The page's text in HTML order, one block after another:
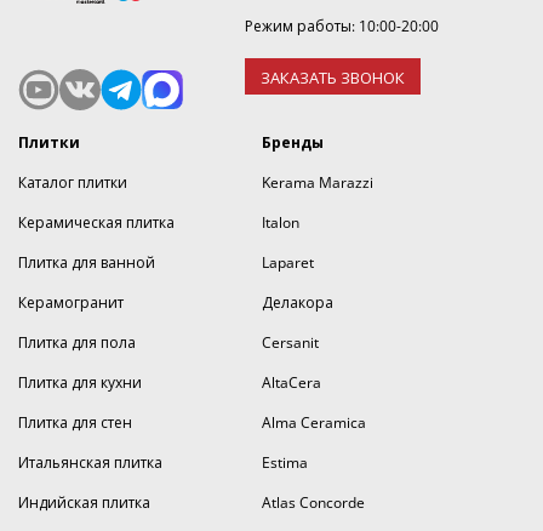
Режим работы: 10:00-20:00
ЗАКАЗАТЬ ЗВОНОК
Плитки
Каталог плитки
Керамическая плитка
Плитка для ванной
Керамогранит
Плитка для пола
Плитка для кухни
Плитка для стен
Итальянская плитка
Индийская плитка
Бренды
Kerama Marazzi
Italon
Laparet
Делакора
Cersanit
AltaCera
Alma Ceramica
Estima
Atlas Concorde